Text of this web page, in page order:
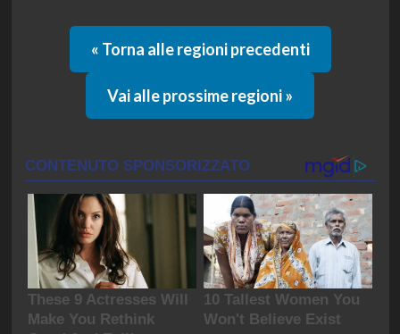
« Torna alle regioni precedenti
Vai alle prossime regioni »